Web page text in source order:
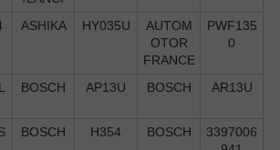
ASHIKA HY035U
AUTOM
OTOR
FRANCE
PWF135
0
BOSCH AP13U BOSCH AR13U
BOSCH H354 BOSCH
3397006